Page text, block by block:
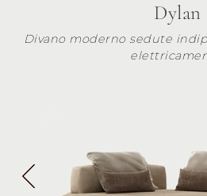
Dylan
Divano moderno sedute